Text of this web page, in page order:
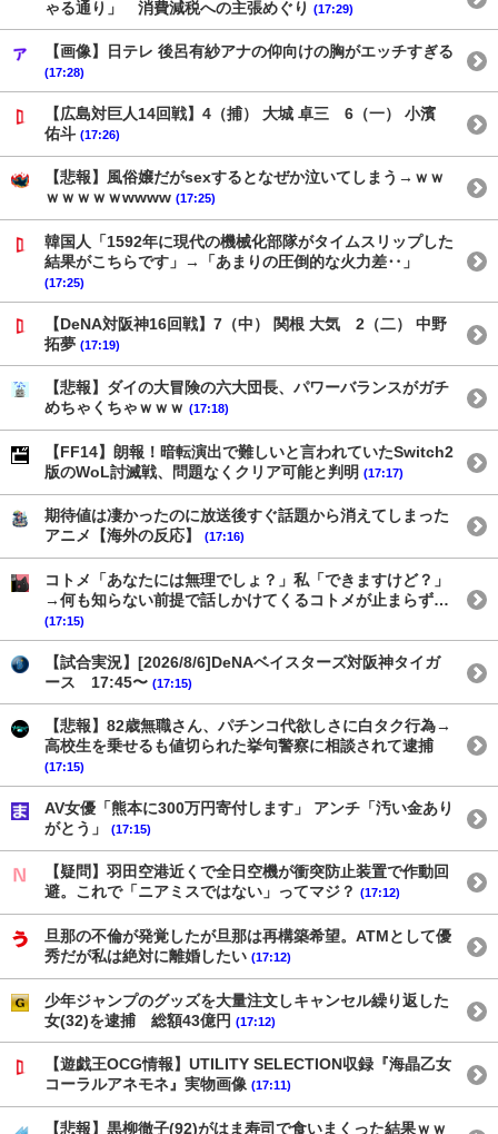
ゃる通り」 消費減税への主張めぐり (17:29)
【画像】日テレ 後呂有紗アナの仰向けの胸がエッチすぎる
(17:28)
【広島対巨人14回戦】4（捕） 大城 卓三 6（一） 小濱
佑斗 (17:26)
【悲報】風俗嬢だがsexするとなぜか泣いてしまう→ｗｗ
ｗｗｗｗｗwwww (17:25)
韓国人「1592年に現代の機械化部隊がタイムスリップした
結果がこちらです」→「あまりの圧倒的な火力差‥」
(17:25)
【DeNA対阪神16回戦】7（中） 関根 大気 2（二） 中野
拓夢 (17:19)
【悲報】ダイの大冒険の六大団長、パワーバランスがガチ
めちゃくちゃｗｗｗ (17:18)
【FF14】朗報！暗転演出で難しいと言われていたSwitch2
版のWoL討滅戦、問題なくクリア可能と判明 (17:17)
期待値は凄かったのに放送後すぐ話題から消えてしまった
アニメ【海外の反応】
(17:16)
コトメ「あなたには無理でしょ？」私「できますけど？」
→何も知らない前提で話しかけてくるコトメが止まらず…
(17:15)
【試合実況】[2026/8/6]DeNAベイスターズ対阪神タイガ
ース 17:45〜 (17:15)
【悲報】82歳無職さん、パチンコ代欲しさに白タク行為→
高校生を乗せるも値切られた挙句警察に相談されて逮捕
(17:15)
AV女優「熊本に300万円寄付します」 アンチ「汚い金あり
がとう」
(17:15)
【疑問】羽田空港近くで全日空機が衝突防止装置で作動回
避。これで「ニアミスではない」ってマジ？ (17:12)
旦那の不倫が発覚したが旦那は再構築希望。ATMとして優
秀だが私は絶対に離婚したい (17:12)
少年ジャンプのグッズを大量注文しキャンセル繰り返した
女(32)を逮捕 総額43億円 (17:12)
【遊戯王OCG情報】UTILITY SELECTION収録『海晶乙女
コーラルアネモネ』実物画像 (17:11)
【悲報】黒柳徹子(92)がはま寿司で食いまくった結果ｗｗ